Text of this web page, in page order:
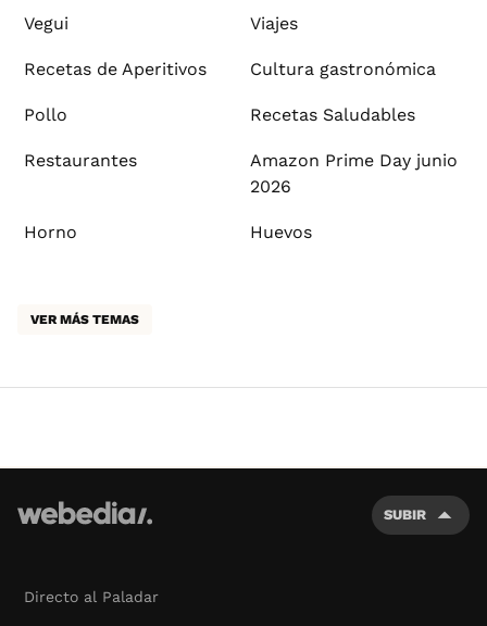
Vegui Viajes
Recetas de Aperitivos Cultura gastronómica
Pollo Recetas Saludables
Restaurantes
Amazon Prime Day junio
2026
Horno Huevos
VER MÁS TEMAS
SUBIR
Directo al Paladar